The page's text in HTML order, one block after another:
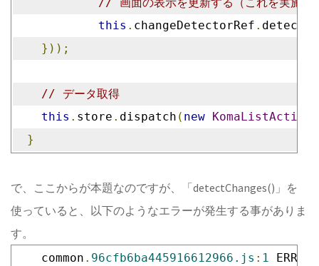
this . changeDetectorRef .
}));
// データ取得
this . store . dispatch ( new KomaListActions
}
で、ここからが本題なのですが、「detectChanges()」を
使っていると、以下のようなエラーが発生する事がありま
す。
    common
. 96cfb6ba445916612966.js : 1 ERROR